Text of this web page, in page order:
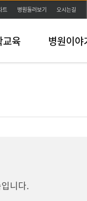
트 병원둘러보기 오시는길
교육 병원이야
니다.